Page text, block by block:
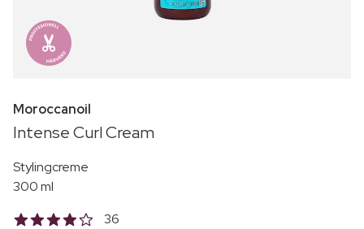
Moroccanoil
Intense Curl Cream
Stylingcreme
300 ml
36